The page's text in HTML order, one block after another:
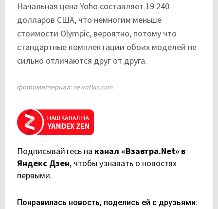
Начальная цена Yoho составляет 19 240
долларов США, что немногим меньше
стоимости Olympic, вероятно, потому что
стандартные комплектации обоих моделей не
сильно отличаются друг от друга.
фотоматериал: newatlas.com
Подписывайтесь на канал «Взавтра.Net» в
Яндекс Дзен, чтобы узнавать о новостях
первыми.
Понравилась новость, поделись ей с друзьями: